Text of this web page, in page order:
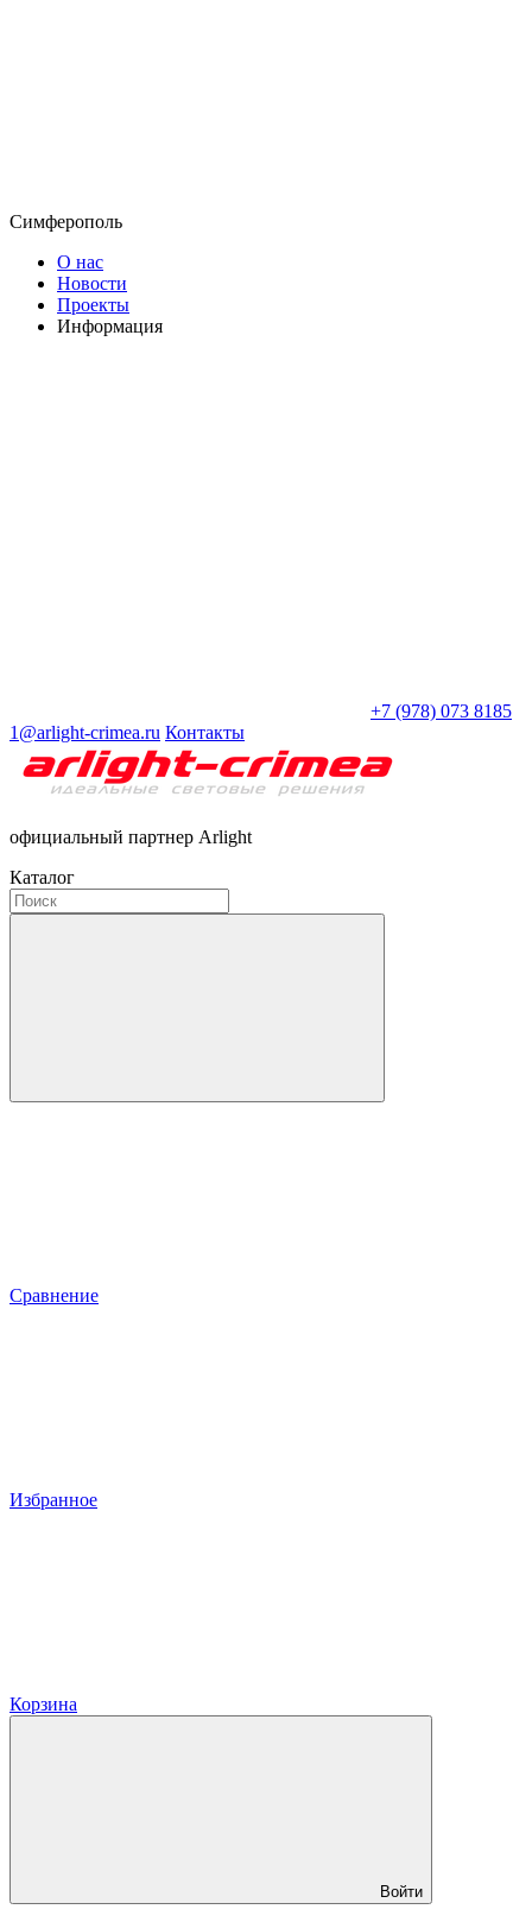
Симферополь
О нас
Новости
Проекты
Информация
+7 (978) 073 8185
1@arlight-crimea.ru Контакты
официальный партнер Arlight
Каталог
Сравнение
Избранное
Корзина
Войти